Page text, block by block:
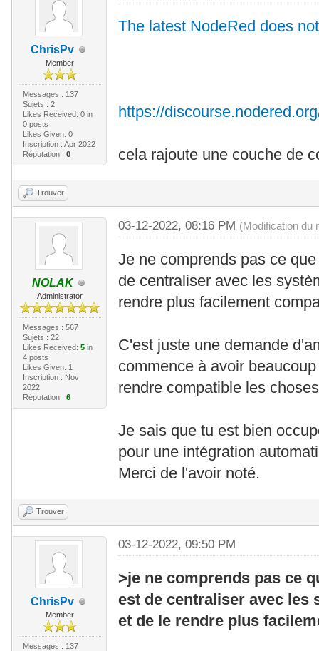
ChrisPv
Member
Messages : 137
Sujets : 2
Likes Received: 0in
0 posts
Likes Given: 0
Inscription : Apr 2022
Réputation : 0
The latest NodeRed does
https://
cela rajoute une couche de
Trouver
NOLAK
Administrator
Messages : 567
Sujets : 22
Likes Received: 5in
4 posts
Likes Given: 1
Inscription : Nov
2022
Réputation : 6
03-12-2022, 08:16 PM (Modification du
Je ne comprends pas ce
de centraliser avec les
rendre plus facilement
C'est juste une demande
commence à avoir
rendre compatible les
Je sais que tu est bien
pour une intégration
Merci de l'avoir noté.
Trouver
ChrisPv
Member
Messages : 137
03-12-2022, 09:50 PM
>je ne comprends pas ce
est de centraliser avec les
et de le rendre plus